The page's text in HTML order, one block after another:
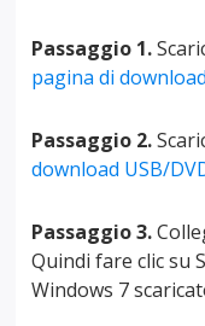
Passaggio 1.
pagina di
Passaggio 2.
download USB/
Passaggio 3.
Quindi fare clic su
Windows 7